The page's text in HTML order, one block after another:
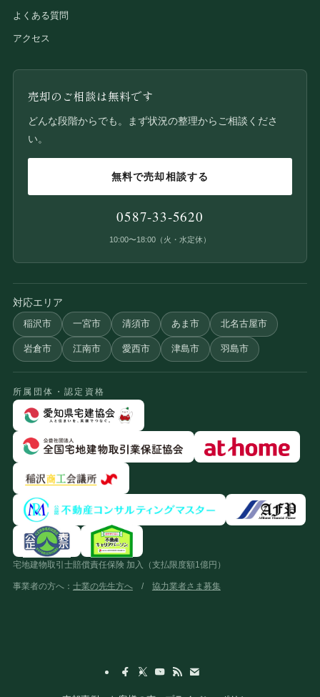
よくある質問
アクセス
売却のご相談は無料です
どんな段階からでも。まず状況の整理からご相談くださ
い。
無料で売却相談する
0587-33-5620
10:00〜18:00（火・水定休）
対応エリア
稲沢市 一宮市 清須市 あま市 北名古屋市
岩倉市 江南市 愛西市 津島市 羽島市
所属団体・認定資格
宅地建物取引士賠償責任保険 加入（支払限度額1億円）
事業者の方へ： 士業の先生方へ/ 協力業者さま募集